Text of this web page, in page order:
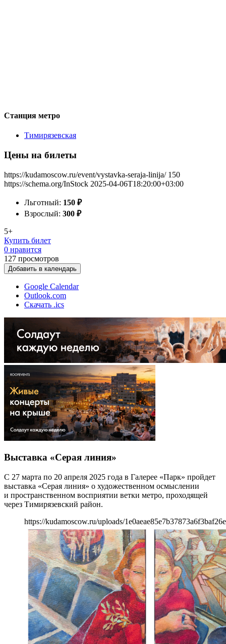
Станция метро
Тимирязевская
Цены на билеты
https://kudamoscow.ru/event/vystavka-seraja-linija/ 150
https://schema.org/InStock 2025-04-06T18:20:00+03:00
Льготный: 150 ₽
Взрослый: 300 ₽
5+
Купить билет
0 нравится
127 просмотров
Добавить в календарь
Google Calendar
Outlook.com
Скачать .ics
Выставка «Серая линия»
С 27 марта по 20 апреля 2025 года в Галерее «Парк» пройдет
выставка «Серая линия» о художественном осмыслении
и пространственном восприятии ветки метро, проходящей
через Тимирязевский район.
https://kudamoscow.ru/uploads/